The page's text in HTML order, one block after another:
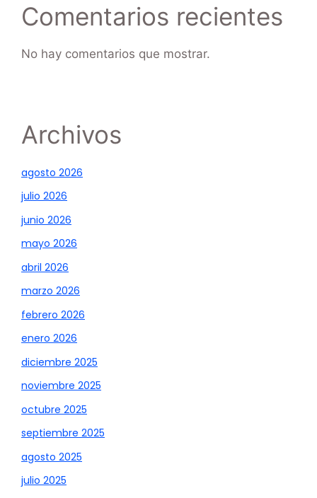
Comentarios recientes
No hay comentarios que mostrar.
Archivos
agosto 2026
julio 2026
junio 2026
mayo 2026
abril 2026
marzo 2026
febrero 2026
enero 2026
diciembre 2025
noviembre 2025
octubre 2025
septiembre 2025
agosto 2025
julio 2025